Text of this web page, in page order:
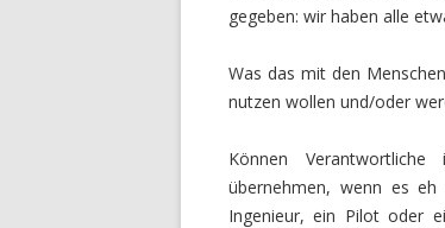
gegeben: wir haben alle
Was das mit den
nutzen wollen und/oder
Können
übernehmen, wenn es
Ingenieur, ein Pilot oder